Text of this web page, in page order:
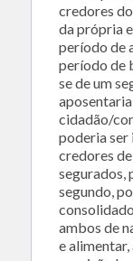
credores
da própria
período de
período de
se de um
cidadão/
poderia
credores
segurados,
segundo,
ambos de
e